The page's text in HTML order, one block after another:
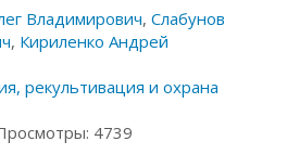
Владимирович,Слабунов
, Кириленко Андрей
рекультивация и охрана
4739